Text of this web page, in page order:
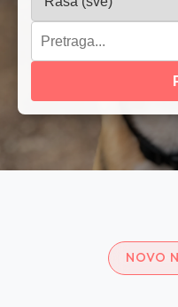
NOVO